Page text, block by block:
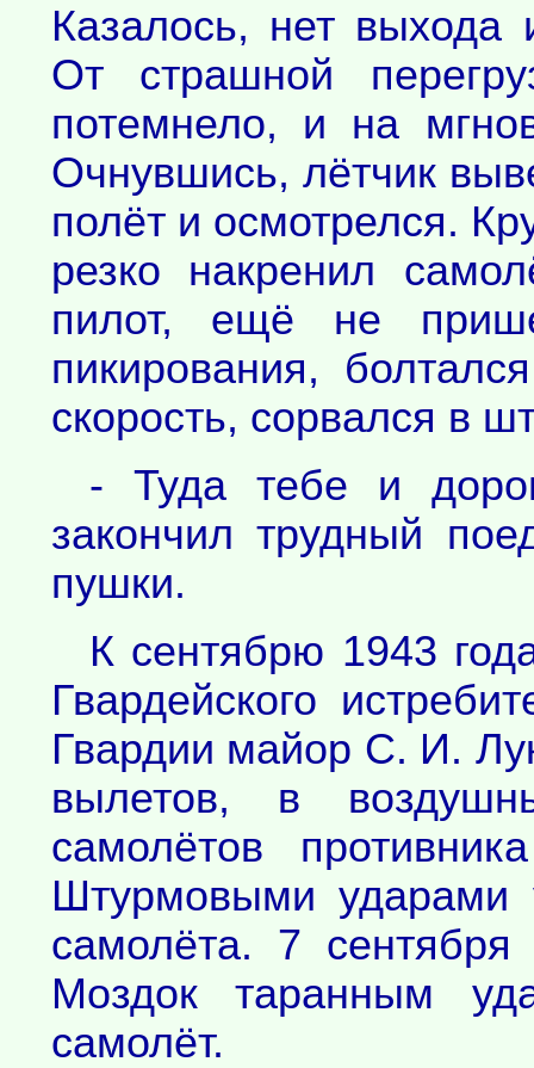
Казалось, нет выхода
От страшной
потемнело, и на
Очнувшись, лётчик
полёт и осмотрелся.
резко накренил
пилот, ещё не
пикирования,
скорость, сорвался в
- Туда тебе и
закончил трудный
пушки.
К сентябрю 1943
Гвардейского
Гвардии майор С. И.
вылетов, в
самолётов
Штурмовыми
самолёта. 7
Моздок таранным
самолёт.